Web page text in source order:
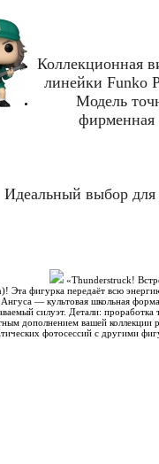
Коллекционная
линейки Funko
Модель
фирменная
Идеальный выбор
«Thunderstruck!
Эта фигурка передаёт всю
Ангуса — культовая школьная
силуэт. Детали:
дополнением вашей коллекции
фотосессий с другими